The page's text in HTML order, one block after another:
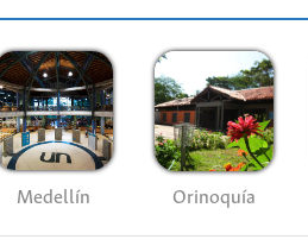
Medellín Orinoquía